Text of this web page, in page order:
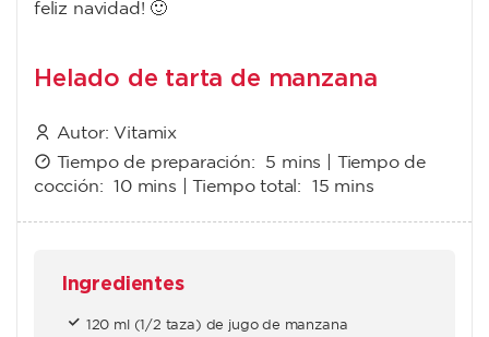
feliz navidad! 🙂
Helado de tarta de manzana
Autor: Vitamix
Tiempo de preparación: 5 mins | Tiempo de
cocción:10 mins | Tiempo total: 15 mins
Ingredientes
120 ml (1/2 taza) de jugo de manzana